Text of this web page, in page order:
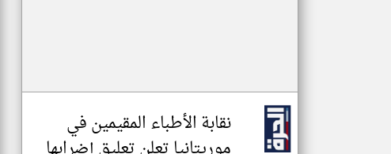
نقابة الأطباء المقيمين في